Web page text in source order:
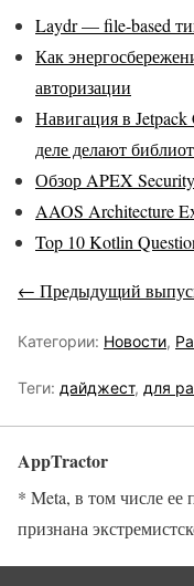
Laydr — file-based
Как
авторизации
Навигация в Jetpack
деле делают
Обзор APEX
AAOS Architecture
Top 10 Kotlin
← Предыдущий
Категории: Новости,
Теги: дайджест, для
AppTractor
* Meta, в том числе ее
признана